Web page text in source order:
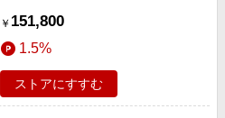
イク
￥ 151,800
1.5%
ストアにすすむ